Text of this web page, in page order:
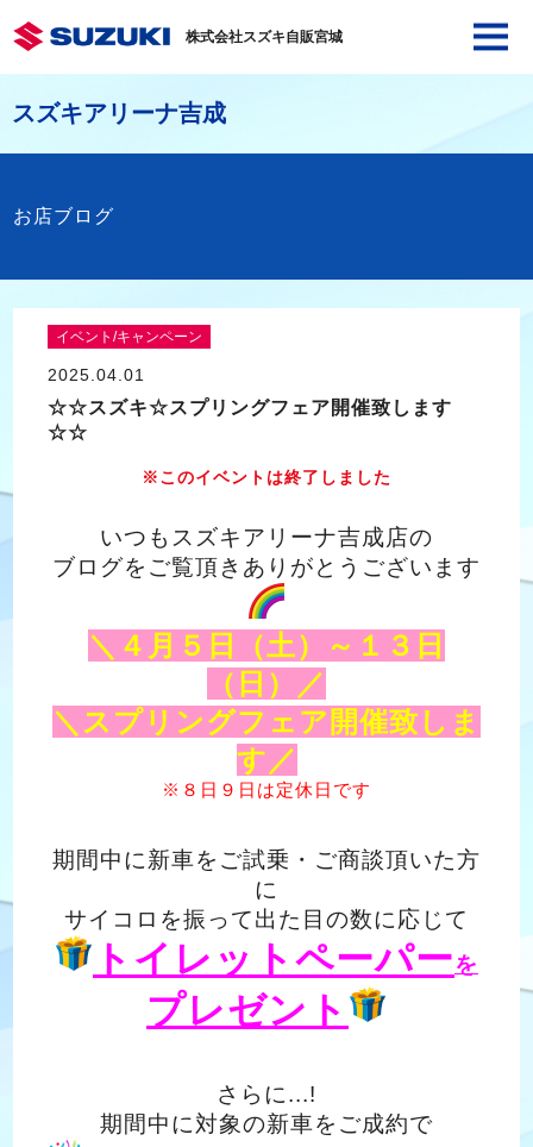
株式会社スズキ自販宮城
スズキアリーナ吉成
お店ブログ
イベント/キャンペーン
2025.04.01
☆☆スズキ☆スプリングフェア開催致します
☆☆
※このイベントは終了しました
いつもスズキアリーナ吉成店の
ブログをご覧頂きありがとうございます
＼４月５日（土）～１３日
（日）／
＼スプリングフェア開催致しま
す／
※８日９日は定休日です
期間中に新車をご試乗・ご商談頂いた方
に
サイコロを振って出た目の数に応じて
トイレットペーパーを
プレゼント
さらに...!
期間中に対象の新車をご成約で